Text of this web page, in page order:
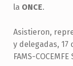
la ONCE.
Asistieron,
y delegadas,
FAMS-